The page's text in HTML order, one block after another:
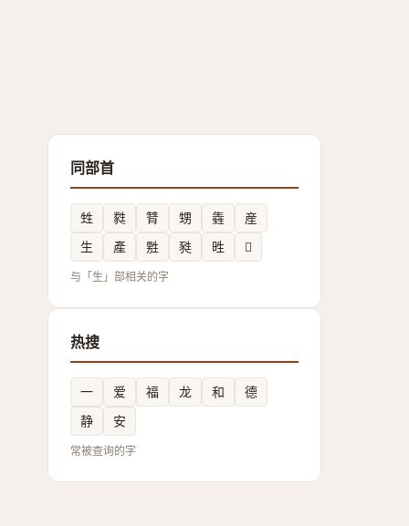
同部首
甡 㽔 甧 甥 㽓
産
生
產 㽒 甤 甠 𲰫
与「生」部相关的字
热搜
一 爱 福 龙 和
德
静
安
常被查询的字